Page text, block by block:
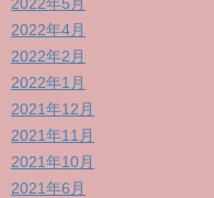
2022年4月
2022年2月
2022年1月
2021年12月
2021年11月
2021年10月
2021年6月